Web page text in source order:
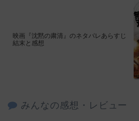
映画『沈黙の粛清』のネタバレあらすじ
結末と感想
みんなの感想・レビュー